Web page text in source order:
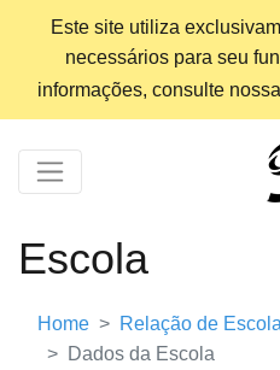
Este site utiliza
necessários para seu
informações, consulte nossa
Escola
Home Relação de
Dados da Escola